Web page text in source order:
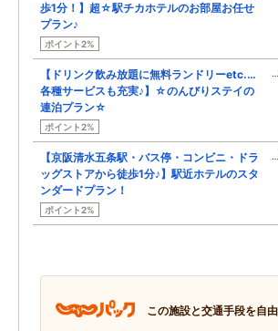
歩1分！】超☆駅チカホテルのお部屋お任せ
プラン♪
ポイント2%
【ドリンク飲み放題に無料ランドリーetc.…
各種サービスも充実♪】☆のんびりステイの
連泊プラン☆
ポイント2%
【京阪清水五条駅・バス停・コンビニ・ドラ
ッグストアから徒歩1分♪】駅近ホテルのスタ
ンダードプラン！
ポイント2%
この施設と交通手段を自